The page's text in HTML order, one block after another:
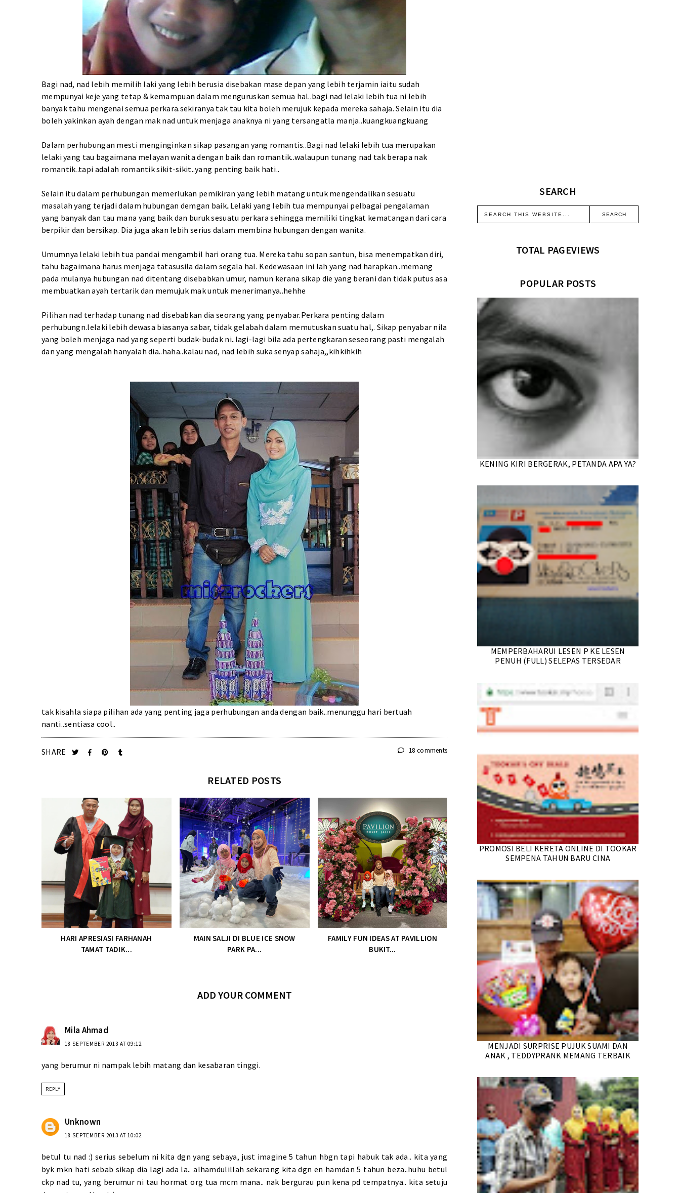
Bagi nad, nad lebih memilih laki yang lebih berusia disebakan mase depan yang lebih terjamin iaitu sudah
mempunyai keje yang tetap & kemampuan dalam menguruskan semua hal..bagi nad lelaki lebih tua ni lebih
banyak tahu mengenai semua perkara.sekiranya tak tau kita boleh merujuk kepada mereka sahaja. Selain itu dia
boleh yakinkan ayah dengan mak nad untuk menjaga anaknya ni yang tersangatla manja..kuangkuangkuang
Dalam perhubungan mesti menginginkan sikap pasangan yang romantis..Bagi nad lelaki lebih tua merupakan
lelaki yang tau bagaimana melayan wanita dengan baik dan romantik..walaupun tunang nad tak berapa nak
romantik..tapi adalah romantik sikit-sikit..yang penting baik hati..
Selain itu dalam perhubungan memerlukan pemikiran yang lebih matang untuk mengendalikan sesuatu
masalah yang terjadi dalam hubungan demgan baik..Lelaki yang lebih tua mempunyai pelbagai pengalaman
yang banyak dan tau mana yang baik dan buruk sesuatu perkara sehingga memiliki tingkat kematangan dari cara
berpikir dan bersikap. Dia juga akan lebih serius dalam membina hubungan dengan wanita.
Umumnya lelaki lebih tua pandai mengambil hari orang tua. Mereka tahu sopan santun, bisa menempatkan diri,
tahu bagaimana harus menjaga tatasusila dalam segala hal. Kedewasaan ini lah yang nad harapkan..memang
pada mulanya hubungan nad ditentang disebabkan umur, namun kerana sikap die yang berani dan tidak putus asa
membuatkan ayah tertarik dan memujuk mak untuk menerimanya..hehhe
Pilihan nad terhadap tunang nad disebabkan dia seorang yang penyabar.Perkara penting dalam
perhubungn.lelaki lebih dewasa biasanya sabar, tidak gelabah dalam memutuskan suatu hal,. Sikap penyabar nila
yang boleh menjaga nad yang seperti budak-budak ni..lagi-lagi bila ada pertengkaran seseorang pasti mengalah
dan yang mengalah hanyalah dia..haha..kalau nad, nad lebih suka senyap sahaja,,kihkihkih
tak kisahla siapa pilihan ada yang penting jaga perhubungan anda dengan baik..menunggu hari bertuah
nanti..sentiasa cool..
SHARE 18 comments
RELATED POSTS
HARI APRESIASI FARHANAH
TAMAT TADIK...
MAIN SALJI DI BLUE ICE SNOW
PARK PA...
FAMILY FUN IDEAS AT PAVILLION
BUKIT...
ADD YOUR COMMENT
Mila Ahmad
18 SEPTEMBER 2013 AT 09:12
yang berumur ni nampak lebih matang dan kesabaran tinggi.
REPLY
Unknown
18 SEPTEMBER 2013 AT 10:02
betul tu nad :) serius sebelum ni kita dgn yang sebaya, just imagine 5 tahun hbgn tapi habuk tak ada.. kita yang
byk mkn hati sebab sikap dia lagi ada la.. alhamdulillah sekarang kita dgn en hamdan 5 tahun beza..huhu betul
ckp nad tu, yang berumur ni tau hormat org tua mcm mana.. nak bergurau pun kena pd tempatnya.. kita setuju
SEARCH
TOTAL PAGEVIEWS
POPULAR POSTS
KENING KIRI BERGERAK, PETANDA APA YA?
MEMPERBAHARUI LESEN P KE LESEN
PENUH (FULL) SELEPAS TERSEDAR
PROMOSI BELI KERETA ONLINE DI TOOKAR
SEMPENA TAHUN BARU CINA
MENJADI SURPRISE PUJUK SUAMI DAN
ANAK , TEDDYPRANK MEMANG TERBAIK